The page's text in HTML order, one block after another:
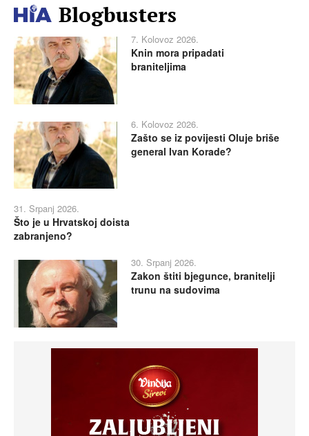
Blogbusters
7. Kolovoz 2026.
Knin mora pripadati
braniteljima
6. Kolovoz 2026.
Zašto se iz povijesti Oluje briše
general Ivan Korade?
31. Srpanj 2026.
Što je u Hrvatskoj doista
zabranjeno?
30. Srpanj 2026.
Zakon štiti bjegunce, branitelji
trunu na sudovima